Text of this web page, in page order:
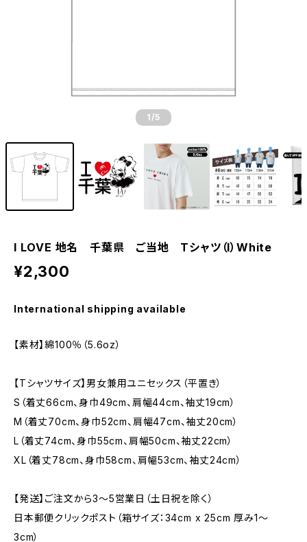
1 /5
I LOVE 地名 千葉県 ご当地 Tシャツ（I）White
¥2,300
International shipping available
【素材】綿100％（5.6oz）
【Tシャツサイズ】男女兼用ユニセックス（平置き）
S（着丈66cm、身巾49cm、肩幅44cm、袖丈19cm）
M（着丈70cm、身巾52cm、肩幅47cm、袖丈20cm）
L（着丈74cm、身巾55cm、肩幅50cm、袖丈22cm）
XL（着丈78cm、身巾58cm、肩幅53cm、袖丈24cm）
【発送】ご注文から3〜5営業日（土日祝を除く）
日本郵便クリックポスト（箱サイズ：34cm x 25cm 厚み1〜
3cm）